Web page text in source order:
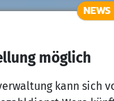
möglich
kann sich